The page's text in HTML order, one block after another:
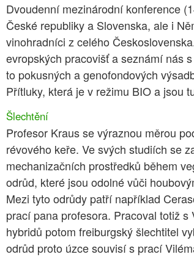
Dvoudenní mezinárodní konference
České republiky a Slovenska, ale i
vinohradníci z celého
evropských pracovišť a seznámí nás
to pokusných a genofondových
Přítluky, která je v režimu BIO a jsou
Šlechtění
Profesor Kraus se výraznou měrou
révového keře. Ve svých studiích se
mechanizačních prostředků během
odrůd, které jsou odolné vůči
Mezi tyto odrůdy patří například
prací pana profesora. Pracoval totiž
hybridů potom freiburgský šlechtitel
odrůd proto úzce souvisí s prací